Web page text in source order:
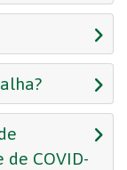
de COVID-